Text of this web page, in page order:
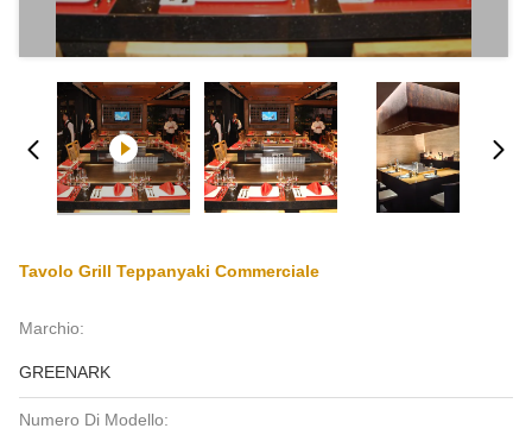
Tavolo Grill Teppanyaki Commerciale
Marchio:
GREENARK
Numero Di Modello: